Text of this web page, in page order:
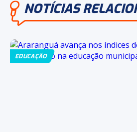
NOTÍCIAS
EDUCAÇÃO